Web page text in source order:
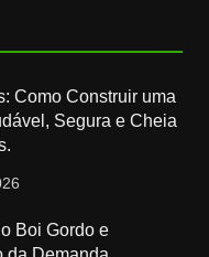
Como Construir uma
Segura e Cheia
Boi Gordo e